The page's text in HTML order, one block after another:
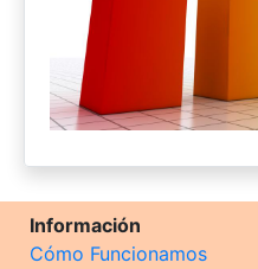
Información
Cómo Funcionamos